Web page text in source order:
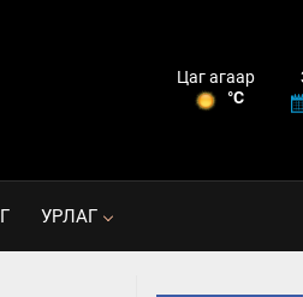
Цаг агаар
°C
УРЛАГ